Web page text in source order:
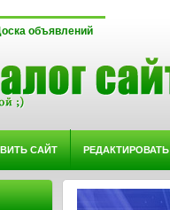
объявлений
САЙТ РЕДАКТИРОВАТЬ